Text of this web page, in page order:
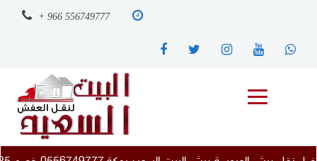
+ 966 556749777